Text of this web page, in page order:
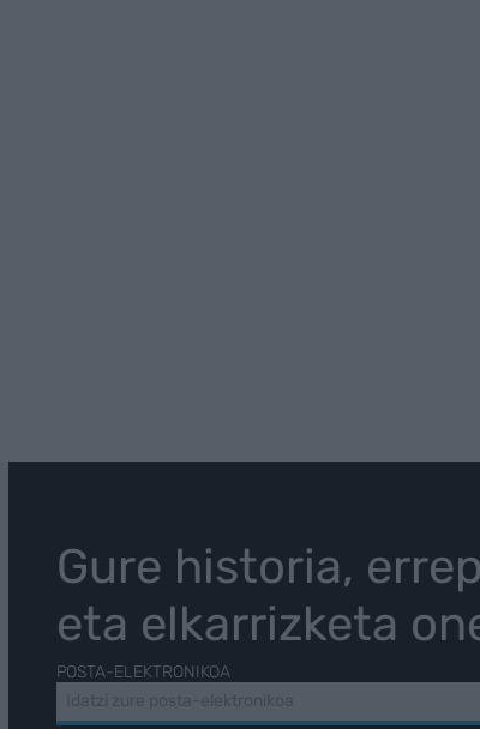
Gure historia,
eta elkarrizketa
POSTA-ELEKTRONIKOA